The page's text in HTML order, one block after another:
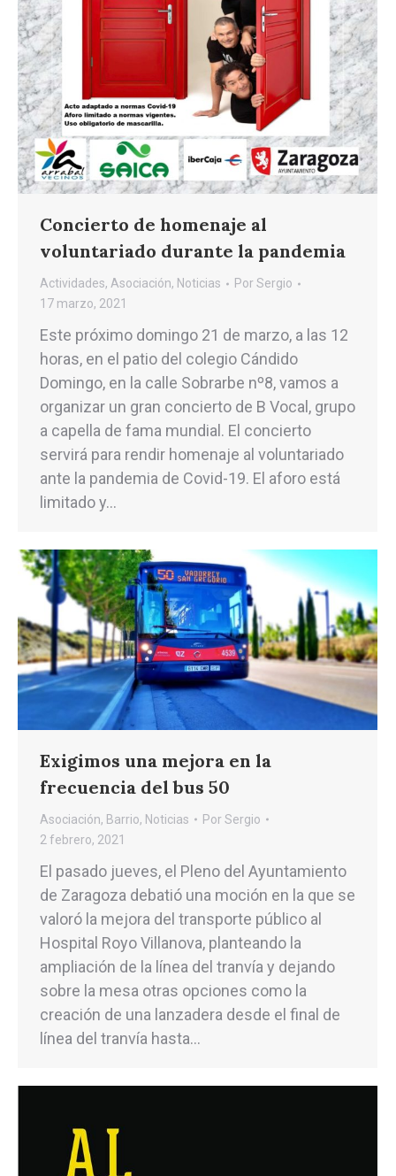
Concierto de homenaje al
voluntariado durante la pandemia
Actividades, Asociación, Noticias PorSergio
17 marzo, 2021
Este próximo domingo 21 de marzo, a las 12
horas, en el patio del colegio Cándido
Domingo, en la calle Sobrarbe nº8, vamos a
organizar un gran concierto de B Vocal, grupo
a capella de fama mundial. El concierto
servirá para rendir homenaje al voluntariado
ante la pandemia de Covid-19. El aforo está
limitado y…
Exigimos una mejora en la
frecuencia del bus 50
Asociación, Barrio, Noticias PorSergio
2 febrero, 2021
El pasado jueves, el Pleno del Ayuntamiento
de Zaragoza debatió una moción en la que se
valoró la mejora del transporte público al
Hospital Royo Villanova, planteando la
ampliación de la línea del tranvía y dejando
sobre la mesa otras opciones como la
creación de una lanzadera desde el final de
línea del tranvía hasta…